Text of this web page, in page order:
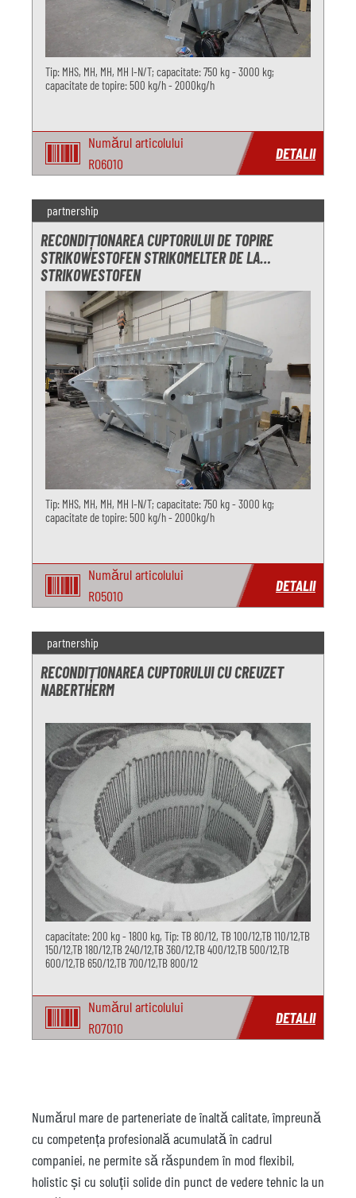
Tip: MHS, MH, MH, MH I-N/T; capacitate: 750 kg - 3000 kg;
capacitate de topire: 500 kg/h - 2000kg/h
Numărul articolului
RO6010
DETALII
partnership
RECONDIȚIONAREA CUPTORULUI DE TOPIRE
STRIKOWESTOFEN STRIKOMELTER DE LA
STRIKOWESTOFEN
Tip: MHS, MH, MH, MH I-N/T; capacitate: 750 kg - 3000 kg;
capacitate de topire: 500 kg/h - 2000kg/h
Numărul articolului
RO5010
DETALII
partnership
RECONDIȚIONAREA CUPTORULUI CU CREUZET
NABERTHERM
capacitate: 200 kg - 1800 kg, Tip: TB 80/12, TB 100/12,TB 110/12,TB
150/12,TB 180/12,TB 240/12,TB 360/12,TB 400/12,TB 500/12,TB
600/12,TB 650/12,TB 700/12,TB 800/12
Numărul articolului
RO7010
DETALII
Numărul mare de parteneriate de înaltă calitate, împreună
cu competența profesională acumulată în cadrul
companiei, ne permite să răspundem în mod flexibil,
holistic și cu soluții solide din punct de vedere tehnic la un